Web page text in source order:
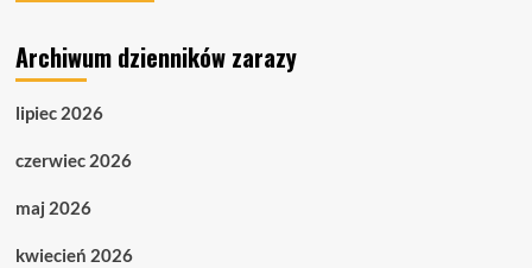
Archiwum dzienników zarazy
lipiec 2026
czerwiec 2026
maj 2026
kwiecień 2026